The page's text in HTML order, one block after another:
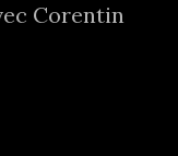
Corentin